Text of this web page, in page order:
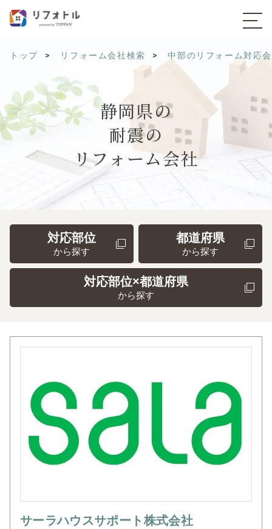
トップ リフォーム会社検索 中部のリフォーム対応
静岡県の
耐震の
リフォーム会社
対応部位
から探す
都道府県
から探す
対応部位×都道府県
から探す
サーラハウスサポート株式会社